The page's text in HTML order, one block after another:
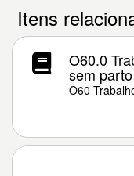
Itens
O60.0
sem parto
O60